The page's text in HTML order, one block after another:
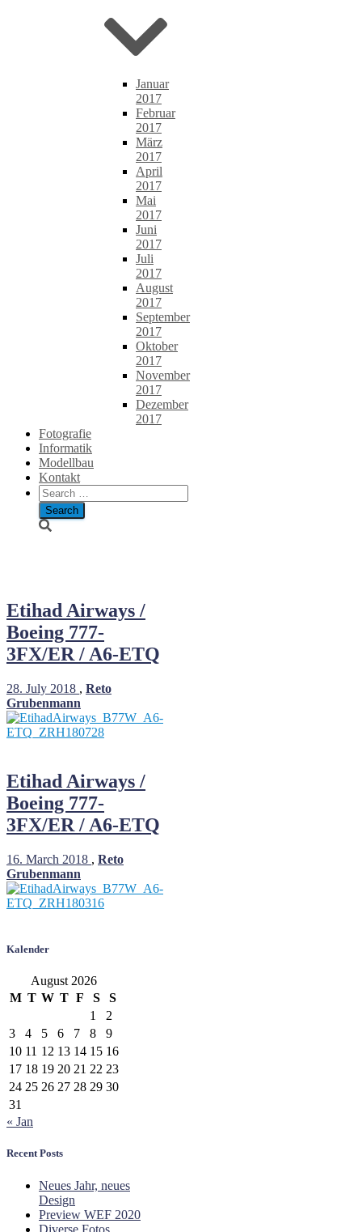
Januar
2017
Februar
2017
März
2017
April
2017
Mai
2017
Juni
2017
Juli
2017
August
2017
September
2017
Oktober
2017
November
2017
Dezember
2017
Fotografie
Informatik
Modellbau
Kontakt
Search
for:
Etihad Airways /
Boeing 777-
3FX/ER / A6-ETQ
28. July 2018 , Reto
Grubenmann
Etihad Airways /
Boeing 777-
3FX/ER / A6-ETQ
16. March 2018 , Reto
Grubenmann
Kalender
August 2026
M T W T F S
S
1
2
3
4 5 6 7 8
9
10 11 12 13 14 15 16
17 18 19 20 21 22 23
24 25 26 27 28 29 30
31
« Jan
Recent Posts
Neues Jahr, neues
Design
Preview WEF 2020
Diverse Fotos